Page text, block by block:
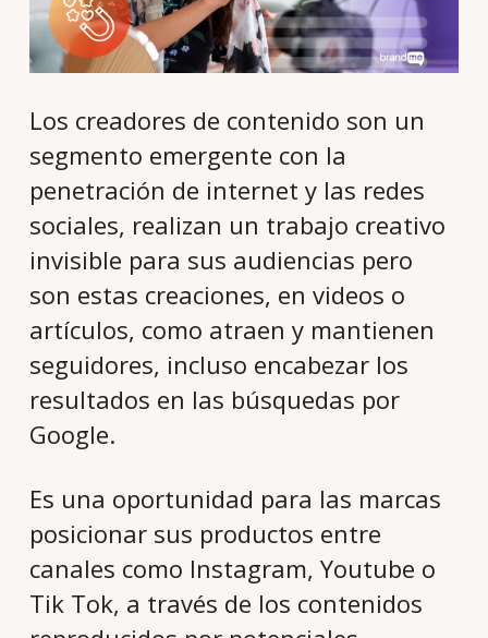
Los creadores de contenido son un
segmento emergente con la
penetración de internet y las redes
sociales, realizan un trabajo creativo
invisible para sus audiencias pero
son estas creaciones, en videos o
artículos, como atraen y mantienen
seguidores, incluso encabezar los
resultados en las búsquedas por
Google.
Es una oportunidad para las marcas
posicionar sus productos entre
canales como Instagram, Youtube o
Tik Tok, a través de los contenidos